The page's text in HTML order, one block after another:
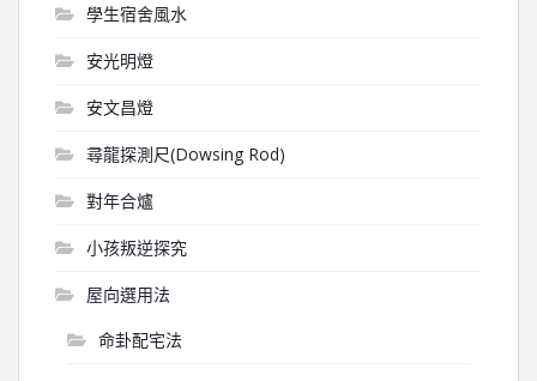
學生宿舍風水
安光明燈
安文昌燈
尋龍探測尺(Dowsing Rod)
對年合爐
小孩叛逆探究
屋向選用法
命卦配宅法